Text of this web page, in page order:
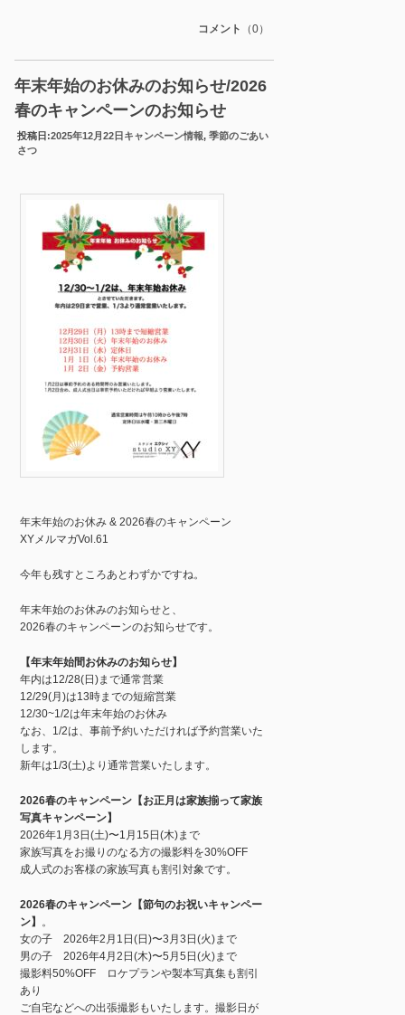
コメント （0）
年末年始のお休みのお知らせ/2026
春のキャンペーンのお知らせ
投稿日:2025年12月22日 キャンペーン情報,季節のごあい
さつ
年末年始のお休み & 2026春のキャンペーン
XYメルマガVol.61
今年も残すところあとわずかですね。
年末年始のお休みのお知らせと、
2026春のキャンペーンのお知らせです。
【年末年始間お休みのお知らせ】
年内は12/28(日)まで通常営業
12/29(月)は13時までの短縮営業
12/30~1/2は年末年始のお休み
なお、1/2は、事前予約いただければ予約営業いた
します。
新年は1/3(土)より通常営業いたします。
2026春のキャンペーン【お正月は家族揃って家族
写真キャンペーン】
2026年1月3日(土)〜1月15日(木)まで
家族写真をお撮りのなる方の撮影料を30%OFF
成人式のお客様の家族写真も割引対象です。
2026春のキャンペーン【節句のお祝いキャンペー
ン】
。
女の子 2026年2月1日(日)〜3月3日(火)まで
男の子 2026年4月2日(木)〜5月5日(火)まで
撮影料50%OFF ロケプランや製本写真集も割引
あり
ご自宅などへの出張撮影もいたします。撮影日が